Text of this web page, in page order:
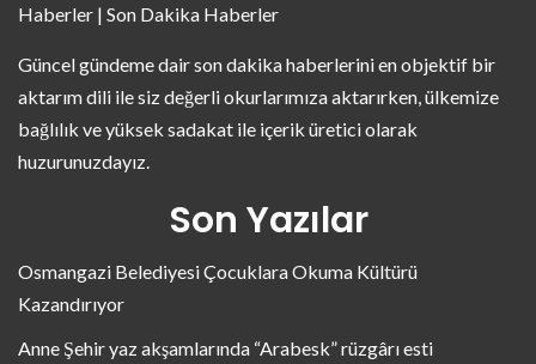
Haberler | Son Dakika Haberler
Güncel gündeme dair son dakika haberlerini en objektif bir
aktarım dili ile siz değerli okurlarımıza aktarırken, ülkemize
bağlılık ve yüksek sadakat ile içerik üretici olarak
huzurunuzdayız.
Son Yazılar
Osmangazi Belediyesi Çocuklara Okuma Kültürü
Kazandırıyor
Anne Şehir yaz akşamlarında “Arabesk” rüzgârı esti